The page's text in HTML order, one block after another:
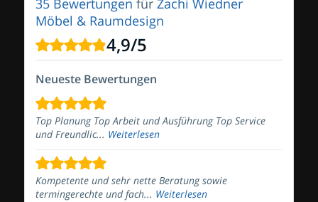
35 Bewertungen für Zachi Wiedner
Möbel & Raumdesign
4,9/5
Neueste Bewertungen
Top Planung Top Arbeit und Ausführung Top Service
und Freundlic... Weiterlesen
Kompetente und sehr nette Beratung sowie
termingerechte und fach... Weiterlesen